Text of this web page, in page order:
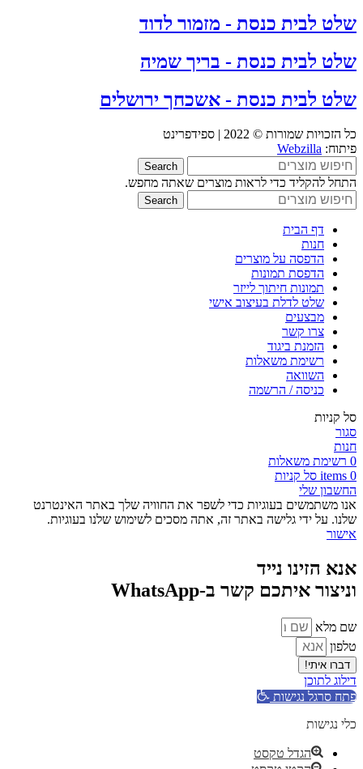
שלט לבית כנסת - מזמור לדוד
שלט לבית כנסת - בריך שמיה
שלט לבית כנסת - אשכחך ירושלים
כל הזכויות שמורות © 2022 | ספידפרינט
פיתוח: Webzilla
Search
התחל להקליד כדי לראות מוצרים שאתה מחפש.
Search
דף הבית
חנות
הדפסה על מוצרים
הדפסת תמונות
תמונות חיתוך לייזר
שלט לדלת בעיצוב אישי
מבצעים
צרו קשר
הזמנת ביגוד
רשימת משאלות
השוואה
כניסה / הרשמה
סל קניות
סגור
חנות
0 רשימת משאלות
0
items סל קניות
החשבון שלי
אנו משתמשים בעוגיות כדי לשפר את החוויה שלך באתר האינטרנט
שלנו. על ידי גלישה באתר זה, אתה מסכים לשימוש שלנו בעוגיות.
אישור
אנא הזינו נייד
וניצור איתכם קשר ב-WhatsApp
שם מלא
טלפון
דברו איתי!
דילוג לתוכן
פתח סרגל נגישות
כלי נגישות
הגדל טקסט